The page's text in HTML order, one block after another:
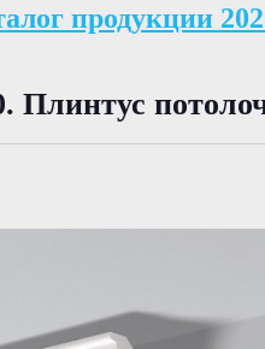
продукции
Плинтус